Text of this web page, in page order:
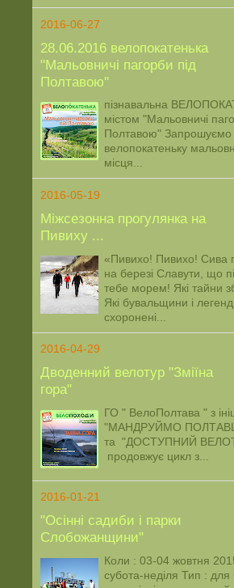
2016-06-27
28.06.2016 велопокатенька
"Мальовничі пагорби під
Полтавою"
пізнавальна
містом "Мальовничі
Полтавою" Запрошуємо
велопокатеньку
місця...
2016-05-19
Міжсезонна прогулянка на
Пивиху ...
«Пивихо! Пивихо! Сива
на березі Славути, що
тебе морем! Які тайни
Які бувальщини і
схоронені...
2016-04-29
Дводенний велотур "Зміїна
гора"
ГО " ВелоПолтава " з
"МАНДРУЙМО
та "ДОСТУПНИЙ
продовжує цикл з...
2016-01-21
"Осінні садиби і парки
Слобожанщини"
Коли : 03-04 жовтня
субота-неділя Тип : для